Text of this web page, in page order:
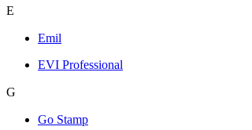
E
Emil
EVI Professional
G
Go Stamp